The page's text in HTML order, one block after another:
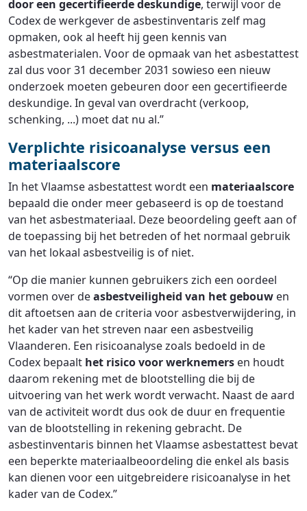
door een gecertifieerde deskundige, terwijl voor de
Codex de werkgever de asbestinventaris zelf mag
opmaken, ook al heeft hij geen kennis van
asbestmaterialen. Voor de opmaak van het asbestattest
zal dus voor 31 december 2031 sowieso een nieuw
onderzoek moeten gebeuren door een gecertifieerde
deskundige. In geval van overdracht (verkoop,
schenking, ...) moet dat nu al.”
Verplichte risicoanalyse versus een
materiaalscore
In het Vlaamse asbestattest wordt een materiaalscore
bepaald die onder meer gebaseerd is op de toestand
van het asbestmateriaal. Deze beoordeling geeft aan of
de toepassing bij het betreden of het normaal gebruik
van het lokaal asbestveilig is of niet.
“Op die manier kunnen gebruikers zich een oordeel
vormen over deasbestveiligheid van het gebouw en
dit aftoetsen aan de criteria voor asbestverwijdering, in
het kader van het streven naar een asbestveilig
Vlaanderen. Een risicoanalyse zoals bedoeld in de
Codex bepaalt het risico voor werknemers en houdt
daarom rekening met de blootstelling die bij de
uitvoering van het werk wordt verwacht. Naast de aard
van de activiteit wordt dus ook de duur en frequentie
van de blootstelling in rekening gebracht. De
asbestinventaris binnen het Vlaamse asbestattest bevat
een beperkte materiaalbeoordeling die enkel als basis
kan dienen voor een uitgebreidere risicoanalyse in het
kader van de Codex.”